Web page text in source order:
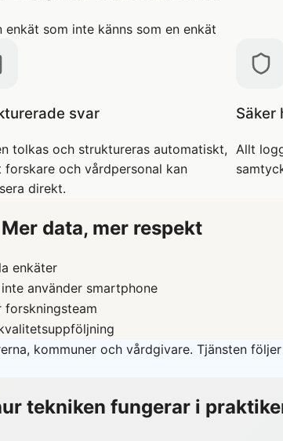
enkät som inte känns som en enkät
svar
tolkas och struktureras automatiskt,
forskare och vårdpersonal kan
direkt.
Säker
Allt
Mer data, mer respekt
enkäter
använder smartphone
kommuner och vårdgivare. Tjänsten
tekniken fungerar i